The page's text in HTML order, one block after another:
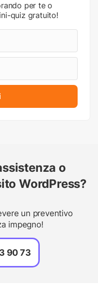
per te o
quiz gratuito!
o
WordPress?
un preventivo
impegno!
90 73